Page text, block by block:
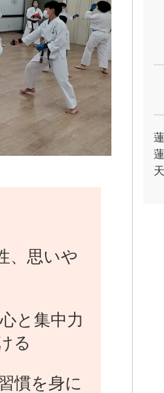
、思いや
と集中力
る
慣を身に